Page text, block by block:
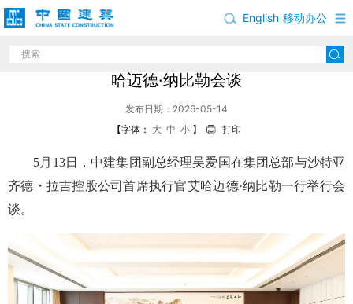
移动办公
English
吴爱国与沙特亚齐德·拉吉控股公司首席执行官艾
哈迈德·纳比勒会谈
发布日期：2026-05-14
【字体： 大 中 小 】 打印
5月13日，中建集团副总经理吴爱国在集团总部与沙特亚
齐德・拉吉控股公司首席执行官艾哈迈德·纳比勒一行举行会
谈。